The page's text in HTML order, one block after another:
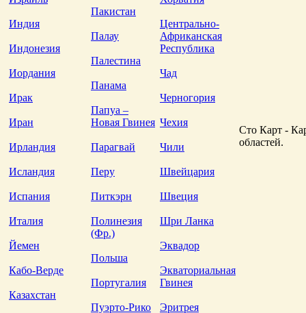
Индия
Индонезия
Иордания
Ирак
Иран
Ирландия
Исландия
Испания
Италия
Йемен
Кабо-Верде
Казахстан
Пакистан
Палау
Палестина
Панама
Папуа –
Новая Гвинея
Парагвай
Перу
Питкэрн
Полинезия
(Фр.)
Польша
Португалия
Пуэрто-Рико
Центрально-
Африканская
Республика
Чад
Черногория
Чехия
Чили
Швейцария
Швеция
Шри Ланка
Эквадор
Экваториальная
Гвинея
Эритрея
Сто Карт -
областей.